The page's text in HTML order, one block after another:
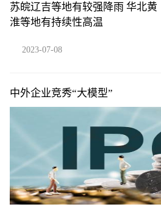
苏皖辽吉等地有较强降雨 华北黄
淮等地有持续性高温
2023-07-08
中外企业竞秀“大模型”